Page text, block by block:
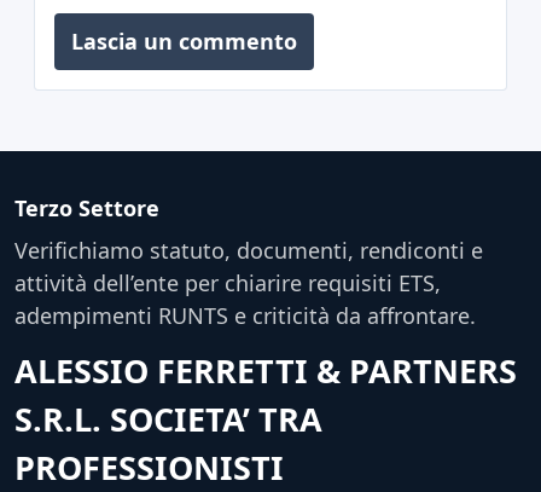
Lascia un commento
Terzo Settore
Verifichiamo statuto, documenti, rendiconti e
attività dell’ente per chiarire requisiti ETS,
adempimenti RUNTS e criticità da affrontare.
ALESSIO FERRETTI & PARTNERS
S.R.L. SOCIETA’ TRA
PROFESSIONISTI